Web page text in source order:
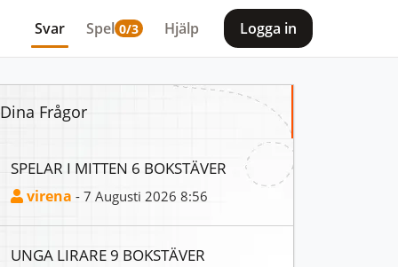
Svar Spel 0/3 Hjälp Logga in
Dina Frågor
SPELAR I MITTEN 6 BOKSTÄVER
virena - 7 Augusti 2026 8:56
UNGA LIRARE 9 BOKSTÄVER